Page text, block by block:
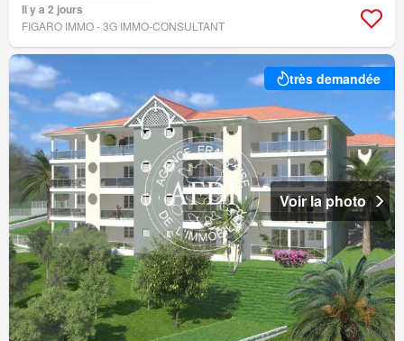
Il y a 2 jours
FIGARO IMMO - 3G IMMO-CONSULTANT
très demandée
Voir la photo